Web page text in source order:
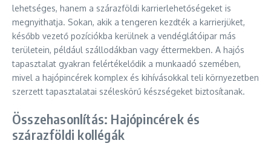
lehetséges, hanem a szárazföldi karrierlehetőségeket is
megnyithatja. Sokan, akik a tengeren kezdték a karrierjüket,
később vezető pozíciókba kerülnek a vendéglátóipar más
területein, például szállodákban vagy éttermekben. A hajós
tapasztalat gyakran felértékelődik a munkaadó szemében,
mivel a hajópincérek komplex és kihívásokkal teli környezetben
szerzett tapasztalatai széleskörű készségeket biztosítanak.
Összehasonlítás: Hajópincérek és
szárazföldi kollégák